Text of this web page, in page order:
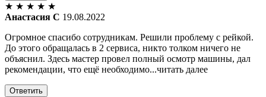
★ ★ ★ ★ ★
Анастасия С 19.08.2022
Огромное спасибо сотрудникам. Решили проблему с рейкой.
До этого обращалась в 2 сервиса, никто толком ничего не
объяснил. Здесь мастер провел полный осмотр машины, дал
рекомендации, что ещё необходимо...читать далее
Ответить